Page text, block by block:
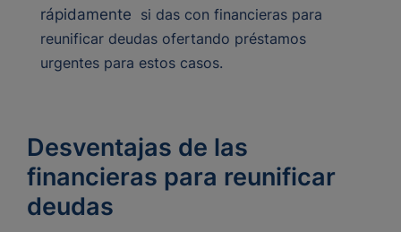
rápidamente si das con financieras para
reunificar deudas ofertando préstamos
urgentes para estos casos.
Desventajas de las
financieras para reunificar
deudas